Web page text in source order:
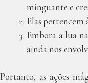
minguante e
Elas pertencem
Embora a lua
ainda nos
Portanto, as ações